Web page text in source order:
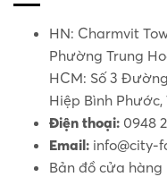
HN: Charmvit
Phường Trung
HCM: Số 3
Hiệp Bình Phước,
Điện thoại: 0948
Email: info@city-
Bản đồ cửa hàng